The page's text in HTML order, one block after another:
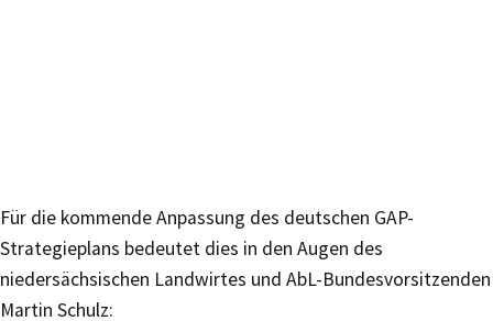
Für die kommende Anpassung des deutschen GAP-
Strategieplans bedeutet dies in den Augen des
niedersächsischen Landwirtes und AbL-Bundesvorsitzenden
Martin Schulz: